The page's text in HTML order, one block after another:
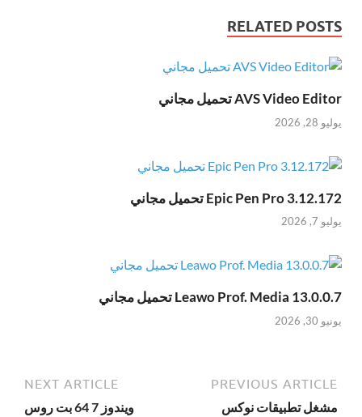
RELATED POSTS
AVS Video Editor تحميل مجاني
يوليو 28, 2026
Epic Pen Pro 3.12.172 تحميل مجاني
يوليو 7, 2026
Leawo Prof. Media 13.0.0.7 تحميل مجاني
يونيو 30, 2026
PREVIOUS ARTICLE
مشغل تطبيقات نوكس
NEXT ARTICLE
ويندوز 7 64 بت روس